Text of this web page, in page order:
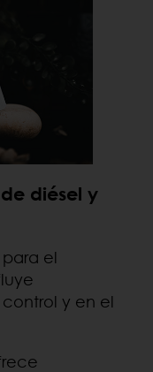
diésel y
el
y en el